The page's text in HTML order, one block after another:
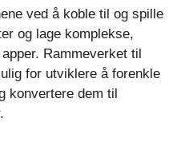
ved å koble til og spille
og lage komplekse,
Rammeverket til
for utviklere å forenkle
konvertere dem til